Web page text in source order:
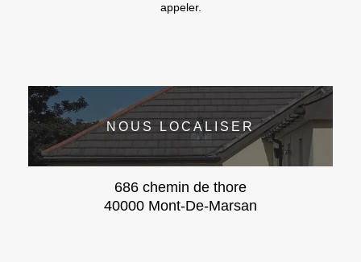
appeler.
NOUS LOCALISER
686 chemin de thore
40000 Mont-De-Marsan